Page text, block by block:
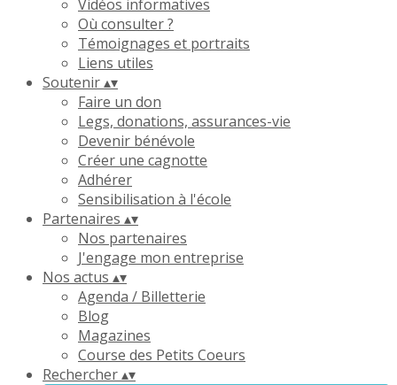
Vidéos informatives
Où consulter ?
Témoignages et portraits
Liens utiles
Soutenir▴▾
Faire un don
Legs, donations, assurances-vie
Devenir bénévole
Créer une cagnotte
Adhérer
Sensibilisation à l'école
Partenaires ▴▾
Nos partenaires
J'engage mon entreprise
Nos actus ▴▾
Agenda / Billetterie
Blog
Magazines
Course des Petits Coeurs
Rechercher▴▾